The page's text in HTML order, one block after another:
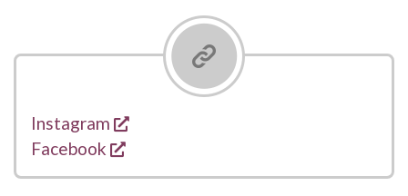
Liens
Instagram
s'ouvre dans une nouvelle fenêtre
Facebook
s'ouvre dans une nouvelle fenêtre